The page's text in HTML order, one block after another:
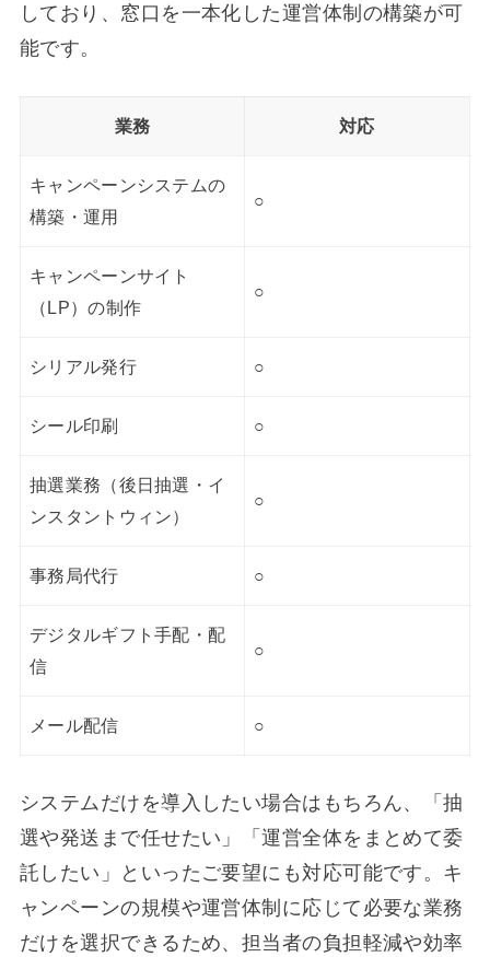
しており、窓口を一本化した運営体制の構築が可
能です。
業務 対応
キャンペーンシステムの
構築・運用
○
キャンペーンサイト
（LP）の制作
○
シリアル発行 ○
シール印刷 ○
抽選業務（後日抽選・イ
ンスタントウィン）
○
事務局代行 ○
デジタルギフト手配・配
信
○
メール配信 ○
システムだけを導入したい場合はもちろん、「抽
選や発送まで任せたい」「運営全体をまとめて委
託したい」といったご要望にも対応可能です。キ
ャンペーンの規模や運営体制に応じて必要な業務
だけを選択できるため、担当者の負担軽減や効率